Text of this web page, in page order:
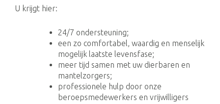
U krijgt hier:
24/7 ondersteuning;
een zo comfortabel, waardig en menselijk
mogelijk laatste levensfase;
meer tijd samen met uw dierbaren en
mantelzorgers;
professionele hulp door onze
beroepsmedewerkers en vrijwilligers